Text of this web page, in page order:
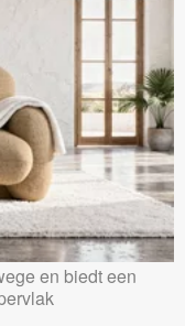
en biedt een